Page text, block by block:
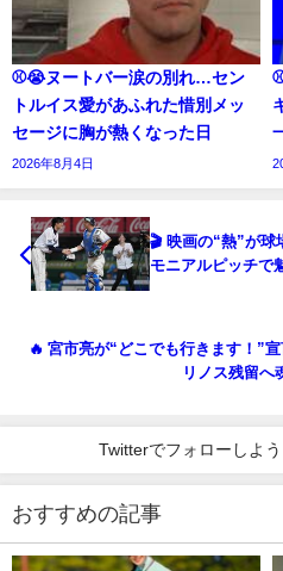
⚾😭ヌートバー涙の別れ…セン
トルイス愛があふれた惜別メッ
セージに胸が熱くなった日
2026年8月4日
🎬 映画の“熱”が球
モニアルピッチで
🔥 宮市亮が“どこでも行きます！”
リノス残留へ
Twitterでフォローしよう
おすすめの記事